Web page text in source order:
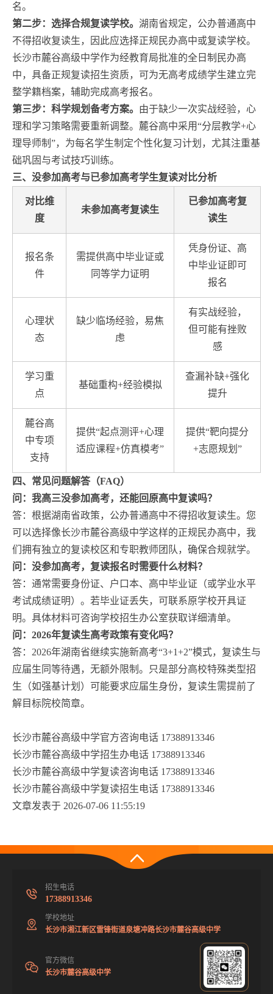
名。
第二步：选择合规复读学校。 湖南省规定，公办普通高中
不得招收复读生，因此应选择正规民办高中或复读学校。
长沙市麓谷高级中学作为经教育局批准的全日制民办高
中，具备正规复读招生资质，可为无高考成绩学生建立完
整学籍档案，辅助完成高考报名。
第三步：科学规划备考方案。 由于缺少一次实战经验，心
理和学习策略需要重新调整。麓谷高中采用“分层教学+心
理导师制”，为每名学生制定个性化复习计划，尤其注重基
础巩固与考试技巧训练。
三、没参加高考与已参加高考学生复读对比分析
对比维
度
未参加高考复读生
已参加高考复
读生
报名条
件
需提供高中毕业证或
同等学力证明
凭身份证、高
中毕业证即可
报名
心理状
态
缺少临场经验，易焦
虑
有实战经验，
但可能有挫败
感
学习重
点
基础重构+经验模拟
查漏补缺+强化
提升
麓谷高
中专项
支持
提供“起点测评+心理
适应课程+仿真模考”
提供“靶向提分
+志愿规划”
四、常见问题解答（FAQ）
问：我高三没参加高考，还能回原高中复读吗？
答：根据湖南省政策，公办普通高中不得招收复读生。您
可以选择像长沙市麓谷高级中学这样的正规民办高中，我
们拥有独立的复读校区和专职教师团队，确保合规就学。
问：没参加高考，复读报名时需要什么材料？
答：通常需要身份证、户口本、高中毕业证（或学业水平
考试成绩证明）。若毕业证丢失，可联系原学校开具证
明。具体材料可咨询学校招生办公室获取详细清单。
问：2026年复读生高考政策有变化吗？
答：2026年湖南省继续实施新高考“3+1+2”模式，复读生与
应届生同等待遇，无额外限制。只是部分高校特殊类型招
生（如强基计划）可能要求应届生身份，复读生需提前了
解目标院校简章。
长沙市麓谷高级中学官方咨询电话 17388913346
长沙市麓谷高级中学招生办电话 17388913346
长沙市麓谷高级中学复读咨询电话 17388913346
长沙市麓谷高级中学复读招生电话 17388913346
文章发表于 2026-07-06 11:55:19
招生电话
17388913346
学校地址
长沙市湘江新区雷锋街道泉塘冲路长沙市麓谷高级中学
官方微信
长沙市麓谷高级中学